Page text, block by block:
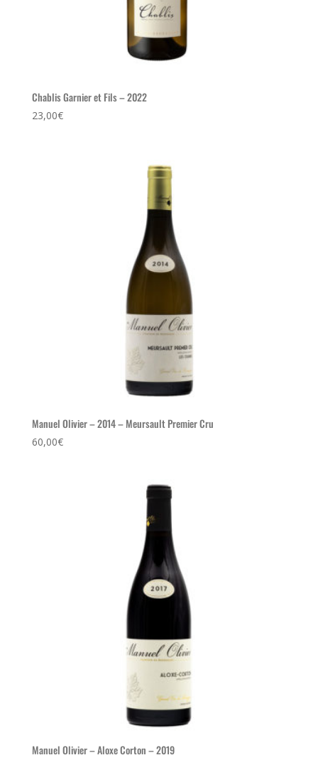
Chablis Garnier et Fils – 2022
23,00€
Manuel Olivier – 2014 – Meursault Premier Cru
60,00€
Manuel Olivier – Aloxe Corton – 2019